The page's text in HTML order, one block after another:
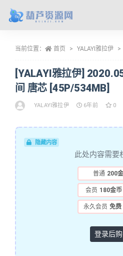
当前位置： 首页 YALAYI雅拉伊
[YALAYI雅拉伊]
间 唐芯 [45P/534MB]
YALAYI雅拉伊 6年前 0
隐藏内容
此处内容需要
普通 200
会员 180金币
永久会员 免费
登录后